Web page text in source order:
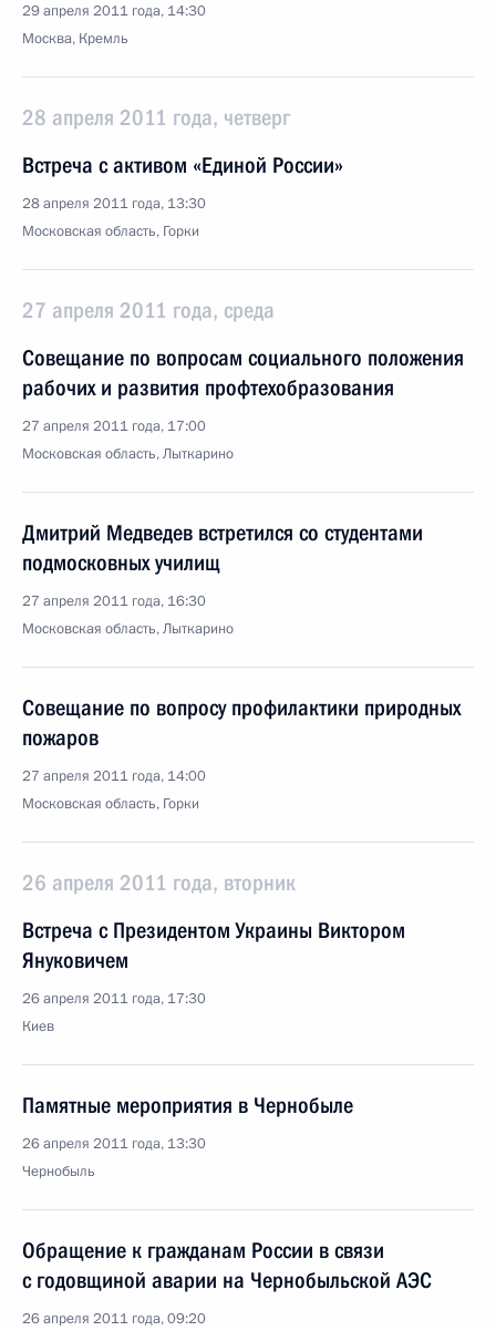
29 апреля 2011 года, 14:30
Москва, Кремль
28 апреля 2011 года, четверг
Встреча с активом «Единой России»
28 апреля 2011 года, 13:30
Московская область, Горки
27 апреля 2011 года, среда
Совещание по вопросам социального положения
рабочих и развития профтехобразования
27 апреля 2011 года, 17:00
Московская область, Лыткарино
Дмитрий Медведев встретился со студентами
подмосковных училищ
27 апреля 2011 года, 16:30
Московская область, Лыткарино
Совещание по вопросу профилактики природных
пожаров
27 апреля 2011 года, 14:00
Московская область, Горки
26 апреля 2011 года, вторник
Встреча с Президентом Украины Виктором
Януковичем
26 апреля 2011 года, 17:30
Киев
Памятные мероприятия в Чернобыле
26 апреля 2011 года, 13:30
Чернобыль
Обращение к гражданам России в связи
с годовщиной аварии на Чернобыльской АЭС
26 апреля 2011 года, 09:20